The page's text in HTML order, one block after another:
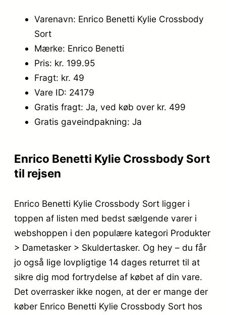
Varenavn: Enrico Benetti Kylie Crossbody
Sort
Mærke: Enrico Benetti
Pris: kr. 199.95
Fragt: kr. 49
Vare ID: 24179
Gratis fragt: Ja, ved køb over kr. 499
Gratis gaveindpakning: Ja
Enrico Benetti Kylie Crossbody Sort
til rejsen
Enrico Benetti Kylie Crossbody Sort ligger i
toppen af listen med bedst sælgende varer i
webshoppen i den populære kategori Produkter
> Dametasker > Skuldertasker. Og hey – du får
jo også lige lovpligtige 14 dages returret til at
sikre dig mod fortrydelse af købet af din vare.
Det overrasker ikke nogen, at der er mange der
køber Enrico Benetti Kylie Crossbody Sort hos